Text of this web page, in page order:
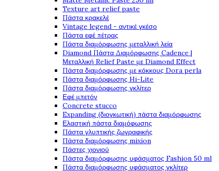
Texture art relief paste
Πάστα κρακελέ
Vintage legend - αντικέ γκέσο
Πάστα εφέ πέτρας
Πάστα διαμόρφωσης μεταλλική λεία
Diamond Πάστα Διαμόρφωσης Cadence |
Μεταλλική Relief Paste με Diamond Effect
Πάστα διαμόρφωσης με κόκκους Dora perla
Πάστα διαμόρφωσης Hi-Lite
Πάστα διαμόρφωσης γκλίτερ
Εφέ μπετόν
Concrete stucco
Expanding (διογκωτική) πάστα διαμόρφωσης
Ελαστική πάστα διαμόφωσης
Πάστα γλυπτικής ζωγραφικής
Πάστα διαμόρφωσης mixion
Πάστες χιονιού
Πάστα διαμόρφωσης υφάσματος Fashion 50 ml
Πάστα διαμόρφωσης υφάσματος γκλίτερ